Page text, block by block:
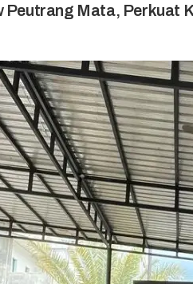
Peutrang Mata, Perkuat